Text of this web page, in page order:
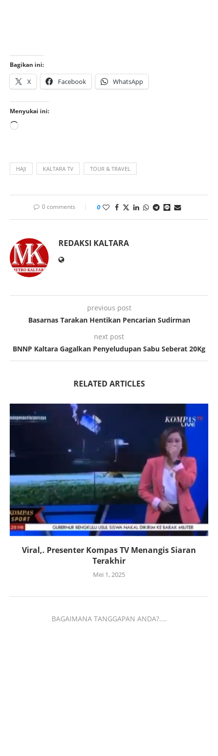
Bagikan ini:
X Facebook WhatsApp
Menyukai ini:
HAJI KALTARA TV TOUR & TRAVEL
0 comments 0
REDAKSI KALTARA
previous post
Basarnas Tarakan Hentikan Pencarian Sudirman
next post
BNNP Kaltara Gagalkan Penyeludupan Sabu Seberat 20Kg
RELATED ARTICLES
Viral,. Presenter Kompas TV Menangis Siaran
Terakhir
Mei 1, 2025
BAGAIMANA TANGGAPAN ANDA?....